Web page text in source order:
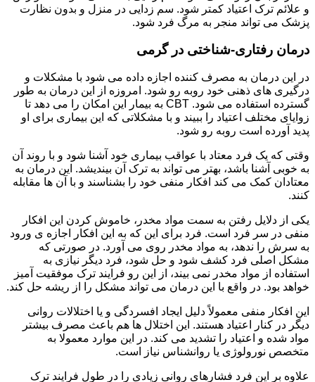
و علائم ترک اعتیاد کمتر شود. سم زدایی در منزل و بدون نظارت
پزشک می تواند منجر به مرگ فرد شود.
درمان رفتاری-شناختی در گرمی
در این درمان به مصرف کننده اجازه داده می شود با مشکلات و
درگیری های ذهنی خود روبه رو شود. امروزه از این درمان به طور
گسترده استفاده می شود. CBT به بیمار این امکان را می دهد تا
زوایای مختلف اعتیاد را ببیند و با مشکلاتی که این بیماری برای او
پدید آورده است روبه رو شود.
وقتی که یک فرد معتاد با عواقب بیماری خود آشنا شود و با روند آن
به خوبی آشنا باشد، بهتر می تواند به ترک آن بیندیشد. این درمان به
معتادان کمک می کند افکار منفی خود را بشناسند و با آن ها مقابله
کنند.
یکی از دلایل رفتن به سمت مواد مخدر، خاموش کردن این افکار
منفی در سر فرد است. فرد برای این که به این افکار اجازه ی ورود
به سرش را ندهد، به مواد مخدر روی می آورد. در صورتی که
مشکل اصلی فرد کشف شود و حل شود، فرد دیگر نیازی به
استفاده از مواد مخدر نمی بیند، از این رو فرایند ترک موفقیت آمیز
خواهد بود. در واقع با این درمان می تواند مشکل را از ریشه حل کند.
این افکار منفی معمولاً دلیل ایجاد افسردگی و یا اختلالات روانی
دیگر در کنار اعتیاد هستند. این اختلال ها هم باعث مصرف بیشتر
مواد شده و اعتیاد را تشدید می کند. در این موارد معمولا به
متخصص نورولوژی یا روانشناس نیاز است.
علاوه بر این فرد فشارهای روانی زیادی را در طول فرایند ترک